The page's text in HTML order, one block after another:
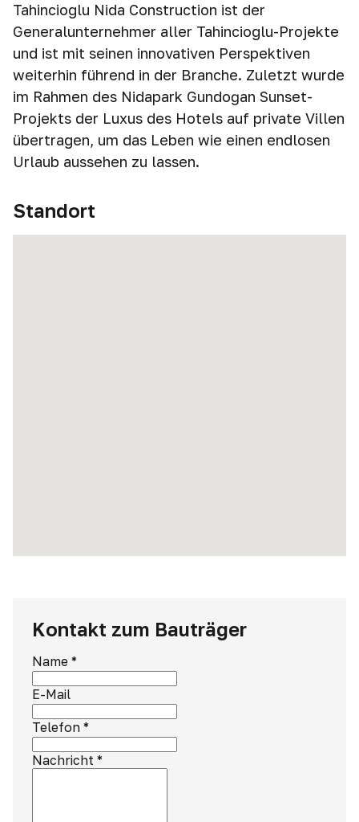
Tahincioglu Nida Construction ist der
Generalunternehmer aller Tahincioglu-Projekte
und ist mit seinen innovativen Perspektiven
weiterhin führend in der Branche. Zuletzt wurde
im Rahmen des Nidapark Gundoğan Sunset-
Projekts der Luxus des Hotels auf private Villen
übertragen, um das Leben wie einen endlosen
Urlaub aussehen zu lassen.
Standort
Kontakt zum Bauträger
Name *
E-Mail
Telefon *
Nachricht *